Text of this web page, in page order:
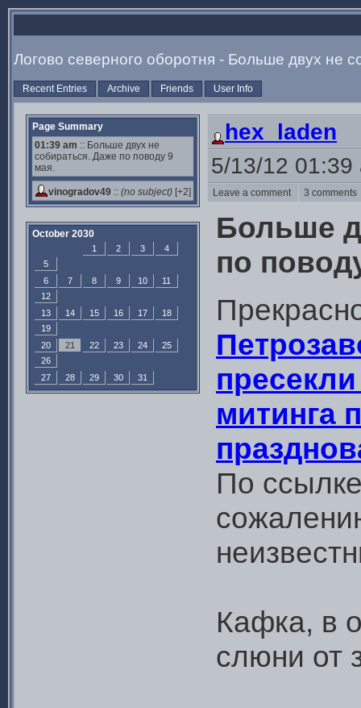
Логово северного оборотня - Больше двух не
Recent Entries Archive Friends User Info
Page Summary
01:39 am :: Больше двух не
собираться. Даже по поводу 9
мая.
vinogradov49 :: (no subject) [+2]
October 2030
1 2 3
4
5
6
7 8 9 10
11
12
13
14 15 16 17
18
19
20
21 22 23 24
25
26
27
28 29 30 31
hex_laden
5/13/12 01:39
Leave a comment 3
Больше
по
митинга
По
Кафка, в
слюни от